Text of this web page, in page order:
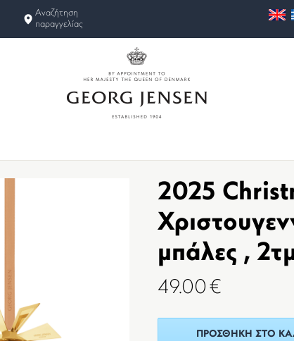
Αναζήτηση
παραγγελίας
2025
μπάλες ,
49.00 €
ΠΡΟΣΘΉΚΗ ΣΤΟ